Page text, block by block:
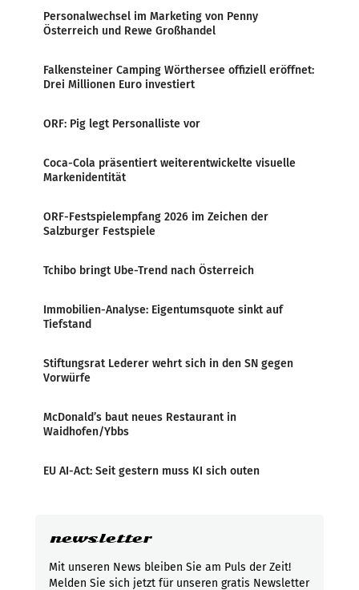
Personalwechsel im Marketing von Penny
Österreich und Rewe Großhandel
Falkensteiner Camping Wörthersee offiziell eröffnet:
Drei Millionen Euro investiert
ORF: Pig legt Personalliste vor
Coca-Cola präsentiert weiterentwickelte visuelle
Markenidentität
ORF-Festspielempfang 2026 im Zeichen der
Salzburger Festspiele
Tchibo bringt Ube-Trend nach Österreich
Immobilien-Analyse: Eigentumsquote sinkt auf
Tiefstand
Stiftungsrat Lederer wehrt sich in den SN gegen
Vorwürfe
McDonald’s baut neues Restaurant in
Waidhofen/Ybbs
EU AI-Act: Seit gestern muss KI sich outen
newsletter
Mit unseren News bleiben Sie am Puls der Zeit!
Melden Sie sich jetzt für unseren gratis Newsletter